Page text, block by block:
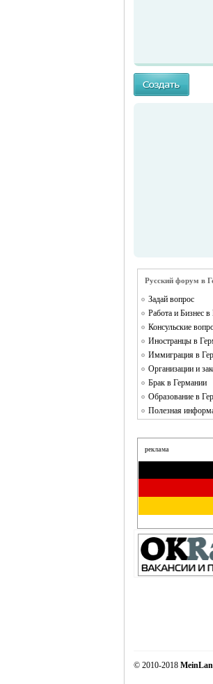
RU
Русский форум в
Задай вопрос
Работа и Бизнес
Консульские
Иностранцы в
Иммиграция в
Организации и
Брак в Германии
Образование в
Полезная
реклама
© 2010-2018